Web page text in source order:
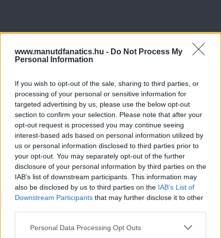
www.manutdfanatics.hu - Do Not Process My
Personal Information
If you wish to opt-out of the sale, sharing to third parties, or
processing of your personal or sensitive information for
targeted advertising by us, please use the below opt-out
section to confirm your selection. Please note that after your
opt-out request is processed you may continue seeing
interest-based ads based on personal information utilized by
us or personal information disclosed to third parties prior to
your opt-out. You may separately opt-out of the further
disclosure of your personal information by third parties on the
IAB’s list of downstream participants. This information may
also be disclosed by us to third parties on the IAB’s List of
Downstream Participants that may further disclose it to other
Please note that this website/app uses one or more Google
Personal Data Processing Opt Outs